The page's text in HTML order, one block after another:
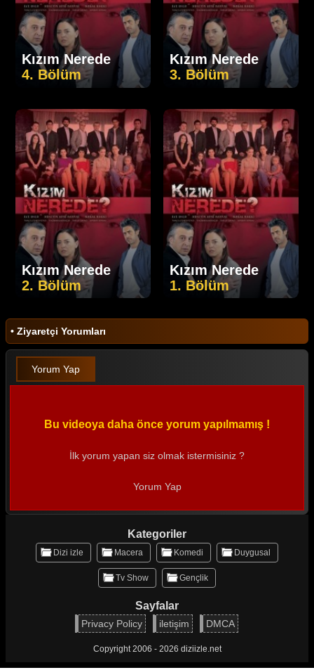
Kızım Nerede
4. Bölüm
Kızım Nerede
3. Bölüm
Kızım Nerede
2. Bölüm
Kızım Nerede
1. Bölüm
• Ziyaretçi Yorumları
Yorum Yap
Bu videoya daha önce yorum yapılmamış !
İlk yorum yapan siz olmak istermisiniz ?
Yorum Yap
Kategoriler
Dizi izle Macera Komedi Duygusal
Tv Show Gençlik
Sayfalar
Privacy Policy iletişim DMCA
Copyright 2006 - 2026 diziizle.net